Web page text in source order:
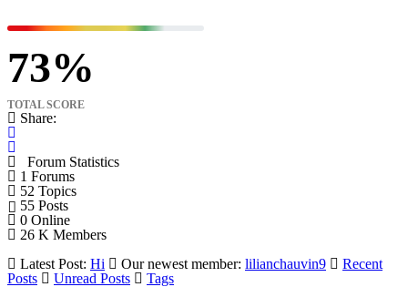
73
TOTAL SCORE
Share:
Forum Statistics
1 Forums
52 Topics
55 Posts
0 Online
26 K Members
Latest Post: Hi Our newest member: lilianchauvin9
Recent
Posts
Unread Posts
Tags